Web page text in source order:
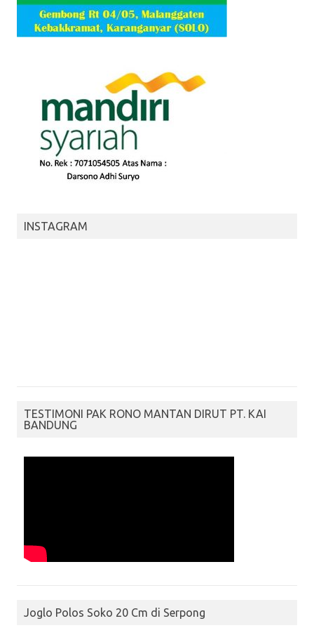
INSTAGRAM
TESTIMONI PAK RONO MANTAN DIRUT PT. KAI
BANDUNG
Joglo Polos Soko 20 Cm di Serpong